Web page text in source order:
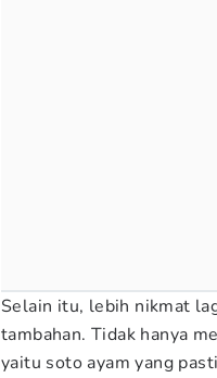
Selain itu, lebih nikmat
tambahan. Tidak hanya
yaitu soto ayam yang